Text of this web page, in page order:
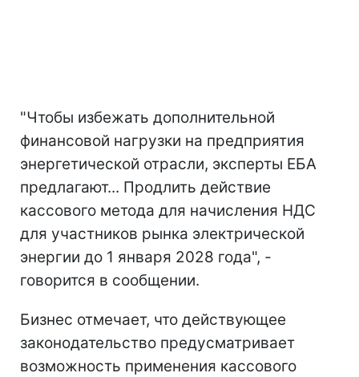
"Чтобы избежать дополнительной
финансовой нагрузки на предприятия
энергетической отрасли, эксперты ЕБА
предлагают... Продлить действие
кассового метода для начисления НДС
для участников рынка электрической
энергии до 1 января 2028 года", -
говорится в сообщении.
Бизнес отмечает, что действующее
законодательство предусматривает
возможность применения кассового